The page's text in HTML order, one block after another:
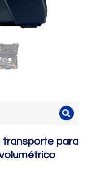
transporte para